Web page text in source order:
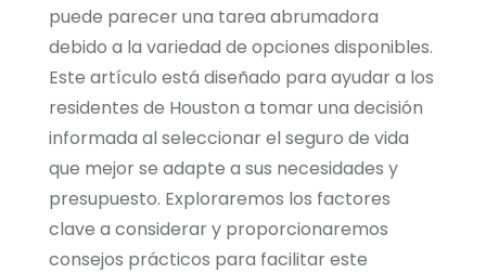
puede parecer una tarea abrumadora
debido a la variedad de opciones disponibles.
Este artículo está diseñado para ayudar a los
residentes de Houston a tomar una decisión
informada al seleccionar el seguro de vida
que mejor se adapte a sus necesidades y
presupuesto. Exploraremos los factores
clave a considerar y proporcionaremos
consejos prácticos para facilitar este